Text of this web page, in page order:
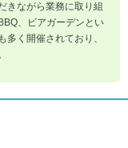
きながら業務に取り組
、ビアガーデンとい
多く開催されており、